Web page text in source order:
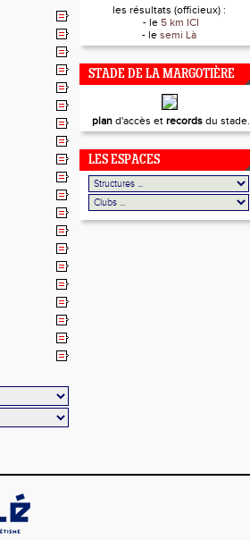
les résultats (officieux) :
- le 5 km ICI
- le semi Là
STADE DE LA MARGOTIÈRE
pland'accès et recordsdu stade.
LES ESPACES